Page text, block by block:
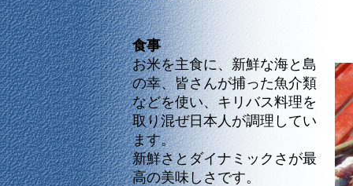
食事
お米を主食に、新鮮な海と島
の幸、皆さんが捕った魚介類
などを使い、キリバス料理を
取り混ぜ日本人が調理してい
ます。
新鮮さとダイナミックさが最
高の美味しさです。